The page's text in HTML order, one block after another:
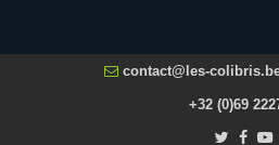
contact@les-
+32 (0)69